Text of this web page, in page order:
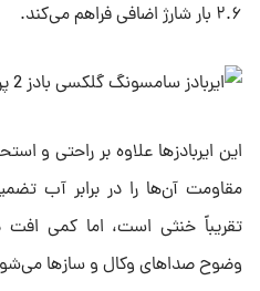
۲.۶ بار شارژ اضافی فراهم می‌کند.
مقاومت آن‌ها را در برابر آب
تقریباً خنثی است، اما کمی
وضوح صداهای وکال و سازها